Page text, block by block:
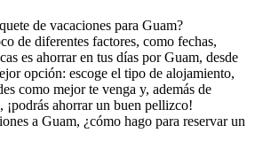
de vacaciones para Guam?
de diferentes factores, como fechas,
es ahorrar en tus días por Guam, desde
opción: escoge el tipo de alojamiento,
como mejor te venga y, además de
¡podrás ahorrar un buen pellizco!
a Guam, ¿cómo hago para reservar un